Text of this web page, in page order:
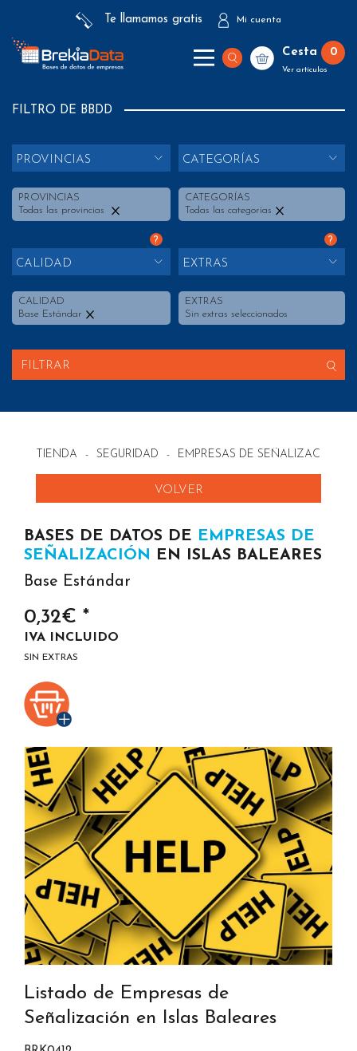
Te llamamos gratis Mi cuenta
Cesta 0
Ver artículos
FILTRO DE BBDD
PROVINCIAS
PROVINCIAS
Todas las provincias
CATEGORÍAS
CATEGORÍAS
Todas las categorías
?
CALIDAD
CALIDAD
Base Estándar
?
EXTRAS
EXTRAS
Sin extras seleccionados
FILTRAR
TIENDA - SEGURIDAD - EMPRESAS DE SEÑALIZACIÓN
VOLVER
BASES DE DATOS DE EMPRESAS DE
SEÑALIZACIÓN EN ISLAS BALEARES
Base Estándar
0,32€ *
IVA INCLUIDO
SIN EXTRAS
Listado de Empresas de
Señalización en Islas Baleares